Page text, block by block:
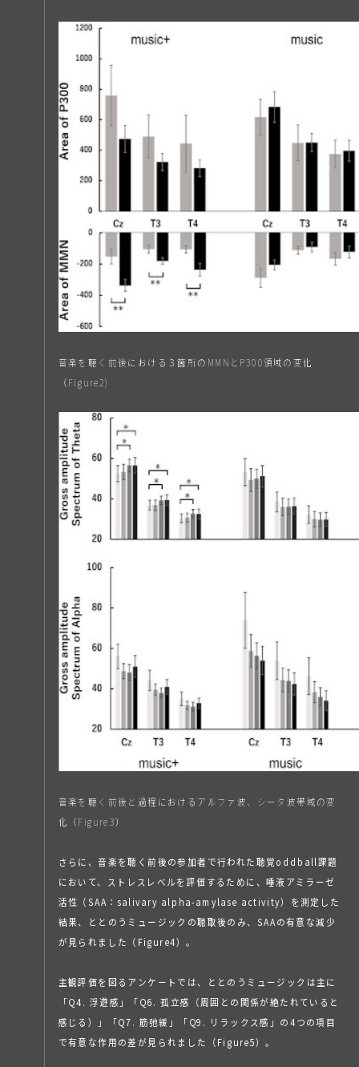
音楽を聴く前後における３箇所のMMNとP300領域の変化
（Figure2)
音楽を聴く前後と過程におけるアルファ波、シータ波帯域の変
化（Figure3）
さらに、音楽を聴く前後の参加者で行われた聴覚oddball課題
において、ストレスレベルを評価するために、唾液アミラーゼ
活性（SAA：salivary alpha-amylase activity）を測定した
結果、ととのうミュージックの聴取後のみ、SAAの有意な減少
が見られました（Figure4）。
主観評価を図るアンケートでは、ととのうミュージックは主に
「Q4. 浮遊感」「Q6. 孤立感（周囲との関係が絶たれていると
感じる）」「Q7. 筋弛緩」「Q9. リラックス感」の4つの項目
で有意な作用の差が見られました（Figure5）。